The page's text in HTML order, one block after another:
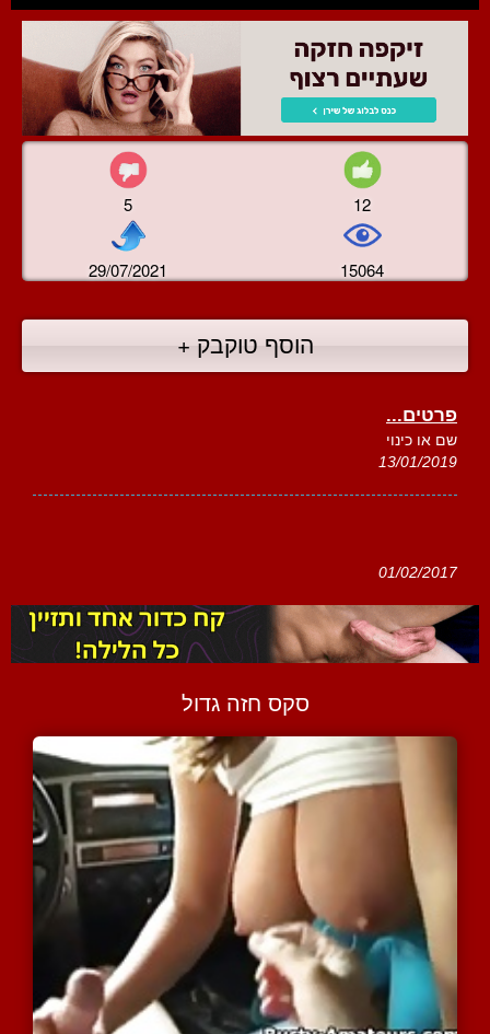
5 12
29/07/2021 15064
הוסף טוקבק +
פרטים...
שם או כינוי
13/01/2019
01/02/2017
סקס חזה גדול